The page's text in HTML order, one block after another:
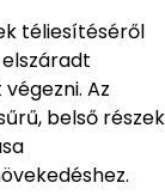
téliesítéséről
Az
belső részek